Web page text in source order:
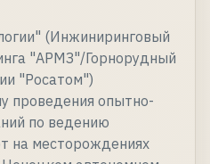
(Инжиниринговый
"АРМЗ"/Горнорудный
"Росатом")
проведения опытно-
по ведению
на месторождениях